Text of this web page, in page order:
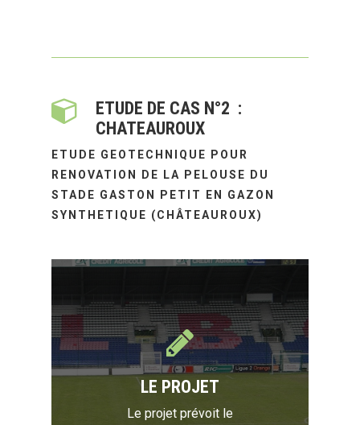
ETUDE DE CAS N°2 :
CHATEAUROUX
ETUDE GEOTECHNIQUE POUR
RENOVATION DE LA PELOUSE DU
STADE GASTON PETIT EN GAZON
SYNTHETIQUE (CHÂTEAUROUX)
LE PROJET
Le projet prévoit le